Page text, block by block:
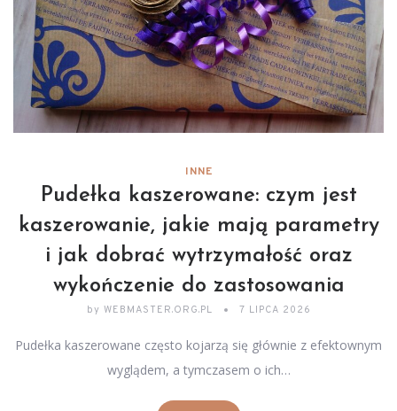
INNE
Pudełka kaszerowane: czym jest
kaszerowanie, jakie mają parametry
i jak dobrać wytrzymałość oraz
wykończenie do zastosowania
by WEBMASTER.ORG.PL 7 LIPCA 2026
Pudełka kaszerowane często kojarzą się głównie z efektownym
wyglądem, a tymczasem o ich…